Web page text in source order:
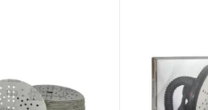
225mm
grip
24h